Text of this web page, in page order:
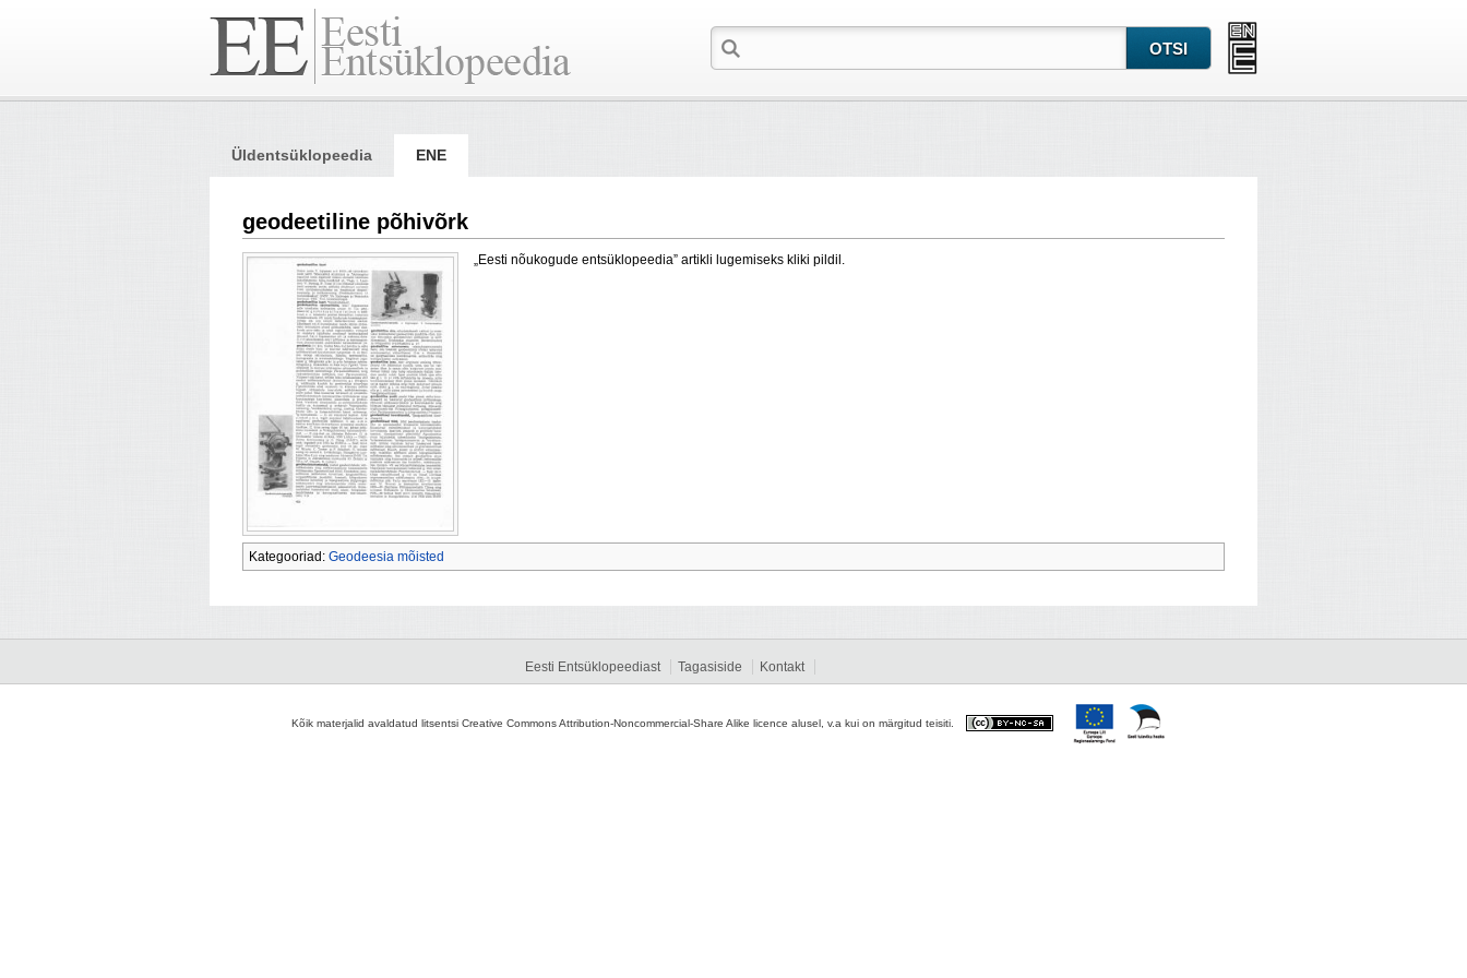
Üldentsüklopeedia ENE
geodeetiline põhivõrk
„Eesti nõukogude entsüklopeedia” artikli lugemiseks kliki pildil.
Kategooriad: Geodeesia mõisted
Eesti Entsüklopeediast Tagasiside Kontakt
Kõik materjalid avaldatud litsentsi Creative Commons Attribution-Noncommercial-Share Alike licence alusel, v.a kui on märgitud teisiti.